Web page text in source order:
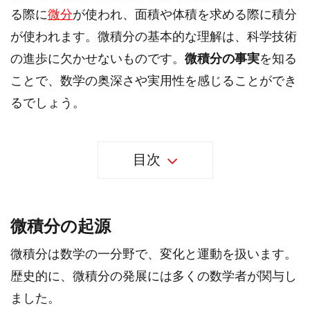
る際に微分が使われ、面積や体積を求める際に積分
が使われます。微積分の基本的な理解は、科学技術
の進歩に欠かせないものです。 微積分の事実を知る
ことで、数学の奥深さや実用性を感じることができ
るでしょう。
目次
微積分の起源
微積分は数学の一分野で、変化と運動を扱います。
歴史的に、微積分の発展には多くの数学者が関与し
ました。